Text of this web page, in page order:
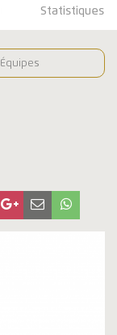
Statistiques
Équipes